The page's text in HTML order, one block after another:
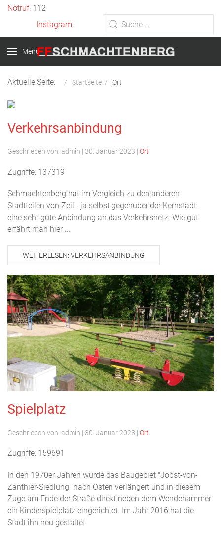
Notruf: 112
Instagram
Type 2 or more characters for
results.
Menu
Aktuelle Seite: Startseite Ort
Verkehrsanbindung
Geschrieben von: admin | 30. Januar 2023 | Ort
Zugriffe: 137319
Schmachtenberg hat im Vergleich zu den anderen
Stadtteilen von Zeil - ja selbst gegenüber der Kernstadt -
eine sehr gute Anbindung an das Verkehrsnetz. Wie gut
erfährt man hier ...
WEITERLESEN: VERKEHRSANBINDUNG
Spielplatz
Geschrieben von: admin | 30. Januar 2023 | Ort
Zugriffe: 159691
In den 1970er Jahren wurde das Baugebiet "Jobst-von-
Zanthier-Siedlung" nach Osten verlängert und in diesem
Zuge am Ende der Straße direkt neben dem Wendehammer
ein Kinderspielplatz eingerichtet. Im Jahr 2016 hat die
Stadt ihn neu gestaltet.
JahrMonat
JahrMonat